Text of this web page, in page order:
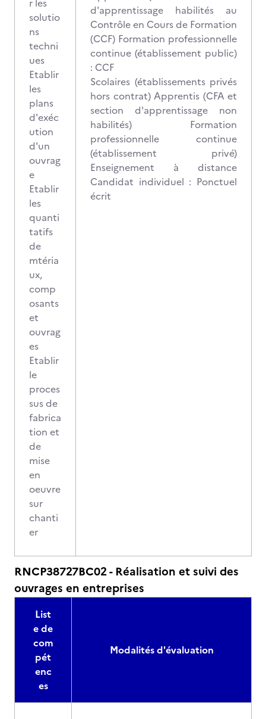
r les
solutio
ns
techni
ues
Etablir
les
plans
d'exéc
ution
d'un
ouvrag
e
Etablir
les
quanti
tatifs
de
mtéria
ux,
comp
osants
et
ouvrag
es
Etablir
le
proces
sus de
fabrica
tion et
de
mise
en
oeuvre
sur
chanti
er
d'apprentissage habilités au
Contrôle en Cours de Formation
(CCF) Formation professionnelle
continue (établissement public)
: CCF
Scolaires (établissements privés
hors contrat) Apprentis (CFA et
section d'apprentissage non
habilités) Formation
professionnelle continue
(établissement privé)
Enseignement à distance
Candidat individuel : Ponctuel
écrit
RNCP38727BC02 - Réalisation et suivi des
ouvrages en entreprises
List
e de
com
pét
enc
es
Modalités d'évaluation